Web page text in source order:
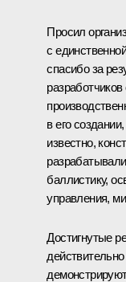
Просил
с
спасибо за
в его
известно,
баллистику,
управления,
Достигнутые